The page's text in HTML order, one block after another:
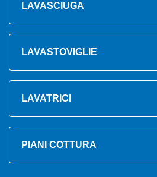
LAVASCIUGA
LAVASTOVIGLIE
LAVATRICI
PIANI COTTURA